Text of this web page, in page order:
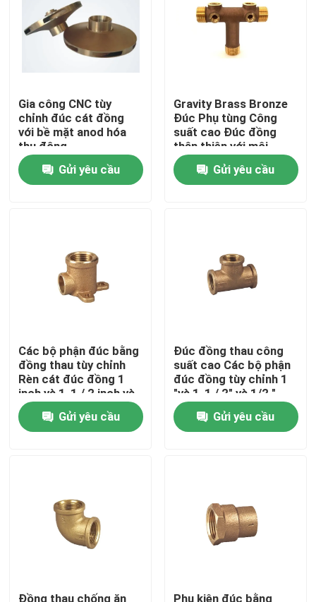
Về chúng tôi
Kiểm soát chất lượng
Liên hệ chúng tôi
Yêu cầu báo giá
Đồng thau đúc
Đồng hồ đo nước
Gia công CNC tùy
chỉnh đúc cát đồng
với bề mặt anod hóa
thụ động
Gửi yêu cầu
Gravity Brass Bronze
Đúc Phụ tùng Công
suất cao Đúc đồng
thân thiện với môi
Gửi yêu cầu
Các bộ phận đúc bằng
đồng thau tùy chỉnh
Rèn cát đúc đồng 1
inch và 1-1 / 2 inch và
1/2 inch
Gửi yêu cầu
Đúc đồng thau công
suất cao Các bộ phận
đúc đồng tùy chỉnh 1
"và 1-1 / 2" và 1/2 "
Gửi yêu cầu
Đồng thau chống ăn Phụ kiện đúc bằng